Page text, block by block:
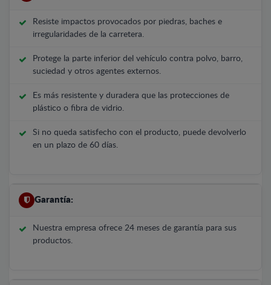
Resiste impactos provocados por piedras, baches e
irregularidades de la carretera.
Protege la parte inferior del vehículo contra polvo, barro,
suciedad y otros agentes externos.
Es más resistente y duradera que las protecciones de
plástico o fibra de vidrio.
Si no queda satisfecho con el producto, puede devolverlo
en un plazo de 60 días.
Garantía:
Nuestra empresa ofrece 24 meses de garantía para sus
productos.